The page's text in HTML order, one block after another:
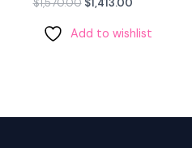
$1,570.00 $1,413.00
Add to wishlist